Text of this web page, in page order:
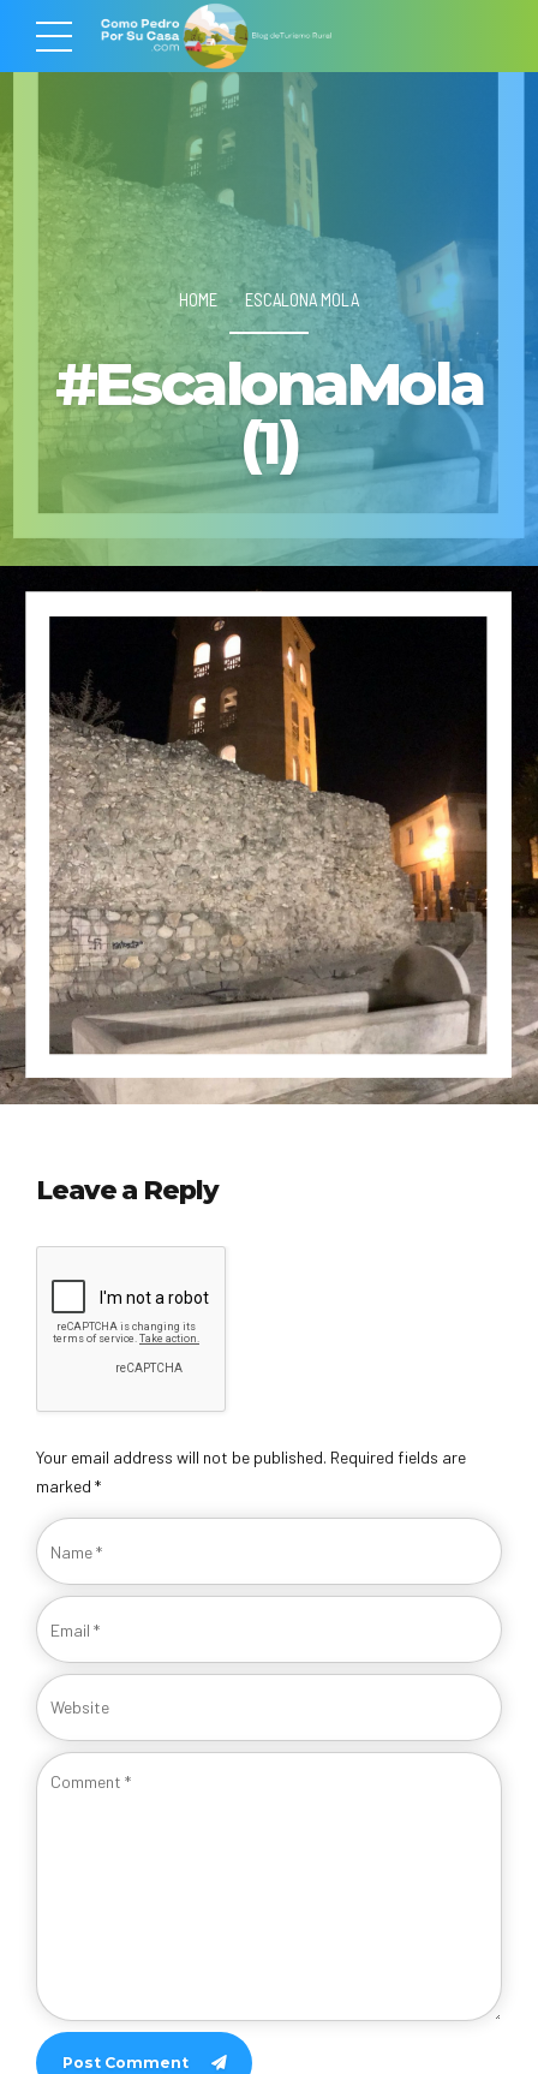
HOME ESCALONA MOLA
#EscalonaMola
(1)
Leave a Reply
Your email address will not be published. Required fields are
marked *
Post Comment